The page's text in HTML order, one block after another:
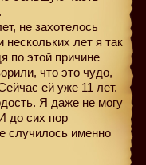
не захотелось
нескольких лет я так
по этой причине
что это чудо,
ей уже 11 лет.
Я даже не могу
до сих пор
случилось именно